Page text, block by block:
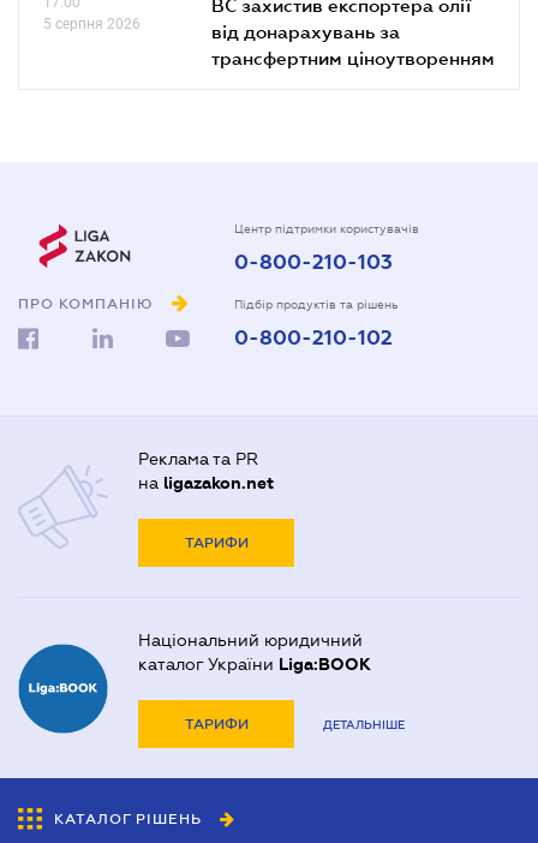
5 серпня 2026
ВС захистив експортера олії
від донарахувань за
трансфертним ціноутворенням
ПРО КОМПАНІЮ
Центр підтримки користувачів
0-800-210-103
Підбір продуктів та рішень
0-800-210-102
Реклама та PR
на ligazakon.net
ТАРИФИ
Національний юридичний
каталог України Liga:BOOK
ТАРИФИ ДЕТАЛЬНІШЕ
КАТАЛОГ РІШЕНЬ